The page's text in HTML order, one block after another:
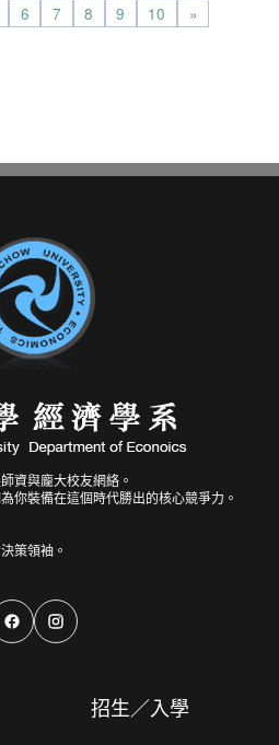
6 7 8 9 10 »
資與龐大校友網絡。
你裝備在這個時代勝出的核心競爭力。
招生／入學